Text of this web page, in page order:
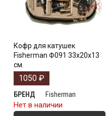
Кофр для катушек
Fisherman Ф091 33х20х13
см.
1050 ₽
БРЕНД
Fisherman
Нет в наличии